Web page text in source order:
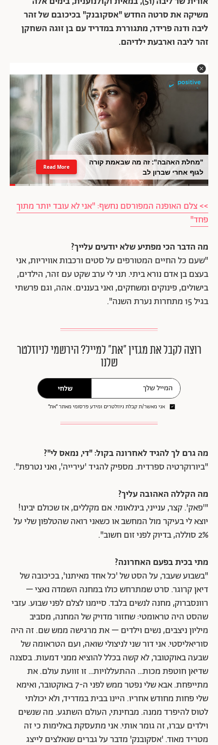
משיקה את סרטה החדש "אסקובנק" בכיכובם של זהר
ליבה ודנה פרידר, מתגוררת במדריד עם בן זוגה השחקן
זהר ליבה וארבעת ילדיהם.
"מחלת האהבה": זה מה שבאמת קורה
לגוף אחרי שברון לב
Read More
>> צלם האופנה המפורסם נחשף: "אני לא עובד יותר מתוך
פחד"
מה הדבר הכי מפתיע שלא יודעים עלייך?
"שעם כל החיים המטורפים על סטים ורכבות אוויריות, אני
בעצם בן אדם נורא ביתי. תני לי ערב שקט עם זהר, הילדים,
בישולים, פינוקים ומשחקים, ואני בעננים. אהה, וגם פרשתי
בגיל 15 מתחרות נערת השנה".
רוצה לקבל את מגזין ״את״ למייל? הירשמי לניוזלטר
שלנו
שלחי
אני מאשר/ת קבלת ניוזלטרים ומידע פרסומי מאתר ״את״
מה גרם לך להגיד לאחרונה בקול: "די, נמאס לי"?
"ביורוקרטיה ספרדית. מספיק להגיד 'עירייה', ואני נטרפת".
מה הקללה האהובה עליך?
"'פאק'. קצר, ענייני, בינלאומי. אם מקללים, אז שכולם יבינו!
יוצא לי בעיקר מול המחשב או כשאני רואה שהטלפון שלי על
2% סוללה, בדיוק לפני זום חשוב".
מתי בכית בפעם האחרונה?
"בשבוע שעבר, על הסט של 'כל אחד מאיתנו', בכיכובה של
דיאן קרוגר. סרט שמתרחש כולו במחנה השמדה נאצי –
רוונסברוק, מחנה לנשים בלבד. סיימנו לצלם לפני שבוע. עזבי
שהסט היה טראומטי: שחזור מדויק של המחנה, מסביב
מיליון ניצבים, נשים וילדים – את מרגישה ממש שם. זה היה
סוריאליסטי. אני דור שני לניצולי שואה, ועם הטראומה של
שבעה באוקטובר, לא קשה בכלל להוציא ממני דמעות. בסצנה
שדיאן חוטפת מכות… ההתעללויות… זו זוועת עולם. את
מתייפחת. אבא שלי נפטר ממש לפני ה-7 באוקטובר, ואימא
שלי פחות מחודש אחריו. היינו בבית במדריד, ולא יכולתי
לטוס להיפרד ממנה. מבחינתי, העולם השתגע. מה שנשים
וילדים עברו, זה גומר אותי. אני מתעסקת באלימות כי זה
מטריד מאוד. 'אסקובנק' מדבר על גברים שנאלצים לייצג